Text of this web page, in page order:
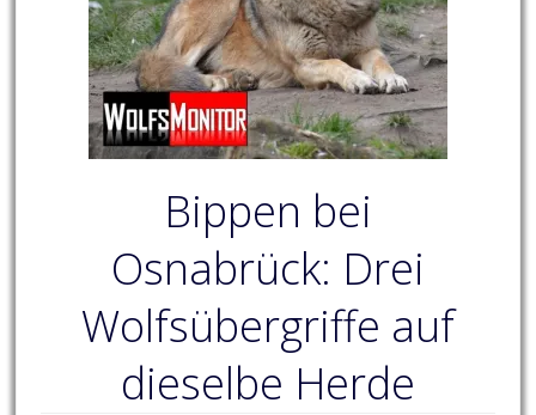
Bippen bei
Osnabrück: Drei
Wolfsübergriffe auf
dieselbe Herde